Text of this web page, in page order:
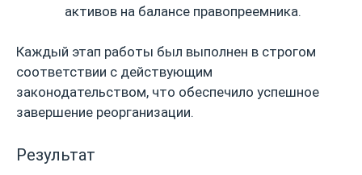
активов на балансе правопреемника.
Каждый этап работы был выполнен в строгом
соответствии с действующим
законодательством, что обеспечило успешное
завершение реорганизации.
Результат